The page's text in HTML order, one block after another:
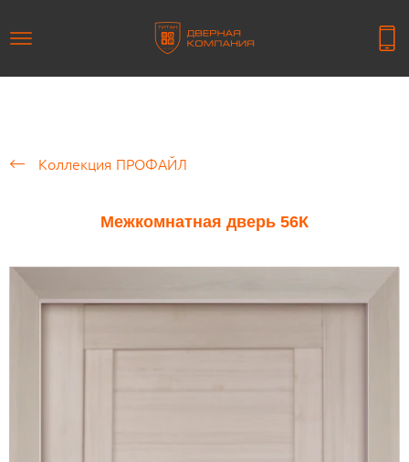
Коллекция ПРОФАЙЛ
Межкомнатная дверь 56К